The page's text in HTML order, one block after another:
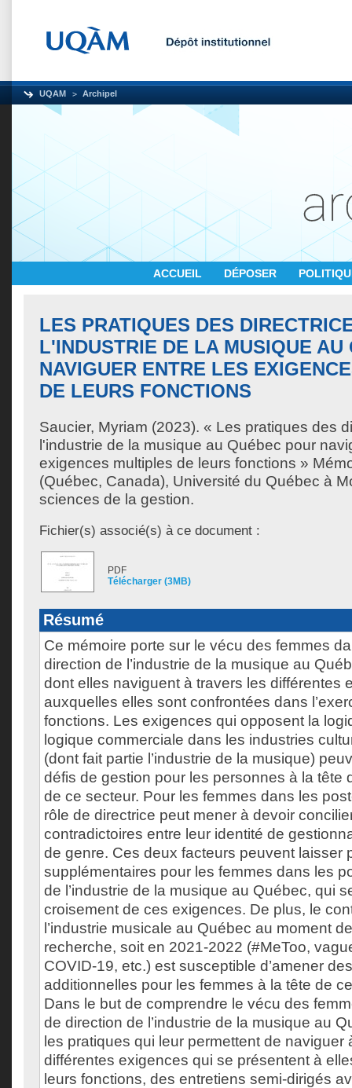
UQAM Archipel
ACCUEIL DÉPOSER
LES PRATIQUES DES
L'INDUSTRIE DE LA MUSIQUE AU
NAVIGUER ENTRE LES
DE LEURS FONCTIONS
Saucier, Myriam (2023). « Les pratiques des
l'industrie de la musique au Québec pour
exigences multiples de leurs fonctions »
(Québec, Canada), Université du Québec à
sciences de la gestion.
Fichier(s) associé(s) à ce document :
PDF
Télécharger (3MB)
Résumé
Ce mémoire porte sur le vécu des femmes
direction de l’industrie de la musique au
dont elles naviguent à travers les différentes
auxquelles elles sont confrontées dans
fonctions. Les exigences qui opposent la
logique commerciale dans les industries
(dont fait partie l’industrie de la musique)
défis de gestion pour les personnes à la tête
de ce secteur. Pour les femmes dans les
rôle de directrice peut mener à devoir
contradictoires entre leur identité de
de genre. Ces deux facteurs peuvent laisser
supplémentaires pour les femmes dans les
de l’industrie de la musique au Québec, qui
croisement de ces exigences. De plus, le
l’industrie musicale au Québec au moment
recherche, soit en 2021-2022 (#MeToo,
COVID-19, etc.) est susceptible d’amener
additionnelles pour les femmes à la tête de
Dans le but de comprendre le vécu des
de direction de l’industrie de la musique au
les pratiques qui leur permettent de naviguer
différentes exigences qui se présentent à
leurs fonctions, des entretiens semi-dirigés